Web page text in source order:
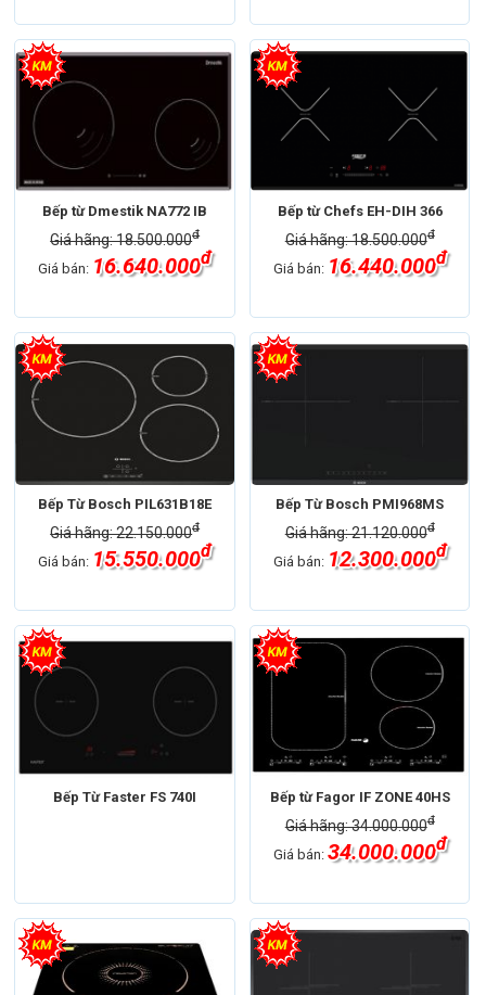
Bếp từ Dmestik NA772 IB
Giá hãng: 18.500.000đ
Giá bán: 16.640.000đ
Bếp từ Chefs EH-DIH 366
Giá hãng: 18.500.000đ
Giá bán: 16.440.000đ
Bếp Từ Bosch PIL631B18E
Giá hãng: 22.150.000đ
Giá bán: 15.550.000đ
Bếp Từ Bosch PMI968MS
Giá hãng: 21.120.000đ
Giá bán: 12.300.000đ
Bếp Từ Faster FS 740I Bếp từ Fagor IF ZONE 40HS
Giá hãng: 34.000.000đ
Giá bán: 34.000.000đ